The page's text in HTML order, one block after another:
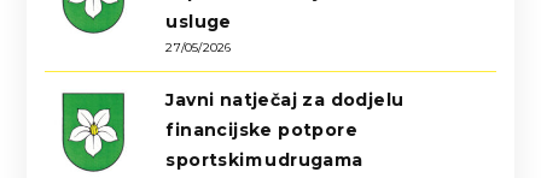
usluge
27/05/2026
Javni natječaj za dodjelu
financijske potpore
sportskim udrugama